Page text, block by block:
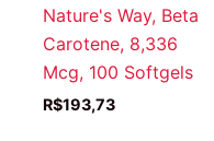
Nature's Way, Beta
Carotene, 8,336
Mcg, 100 Softgels
R$193,73